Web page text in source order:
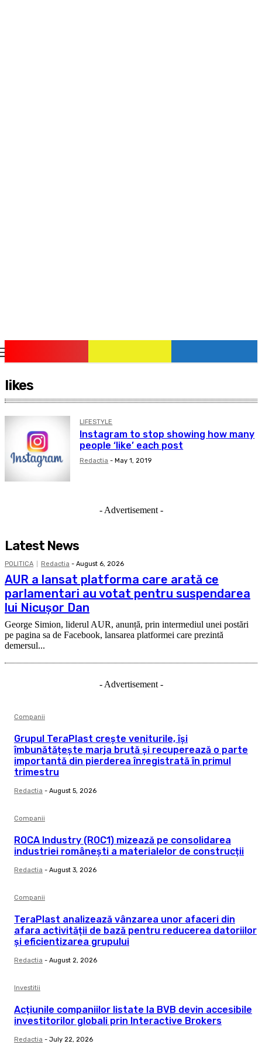
likes
LIFESTYLE
Instagram to stop showing how many
people ‘like’ each post
Redactia - May 1, 2019
- Advertisement -
Latest News
POLITICA Redactia - August 6, 2026
AUR a lansat platforma care arată ce
parlamentari au votat pentru suspendarea
lui Nicușor Dan
George Simion, liderul AUR, anunță, prin intermediul unei postări
pe pagina sa de Facebook, lansarea platformei care prezintă
demersul...
- Advertisement -
Companii
Grupul TeraPlast crește veniturile, își
îmbunătățește marja brută și recuperează o parte
importantă din pierderea înregistrată în primul
trimestru
Redactia - August 5, 2026
Companii
ROCA Industry (ROC1) mizează pe consolidarea
industriei românești a materialelor de construcții
Redactia - August 3, 2026
Companii
TeraPlast analizează vânzarea unor afaceri din
afara activității de bază pentru reducerea datoriilor
și eficientizarea grupului
Redactia - August 2, 2026
Investitii
Acțiunile companiilor listate la BVB devin accesibile
investitorilor globali prin Interactive Brokers
Redactia - July 22, 2026